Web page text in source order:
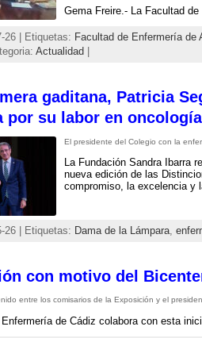
Gema Freire.- La Facultad
26 | Etiquetas: Facultad de Enfermería de
Actualidad
gaditana, Patricia
por su labor en oncología
El presidente del Colegio con la
La Fundación Sandra Ibarra
nueva edición de las
compromiso, la excelencia y
26 | Etiquetas: Dama de la Lámpara,
con motivo del
entre los comisarios de la Exposición y el
Enfermería de Cádiz colabora con esta